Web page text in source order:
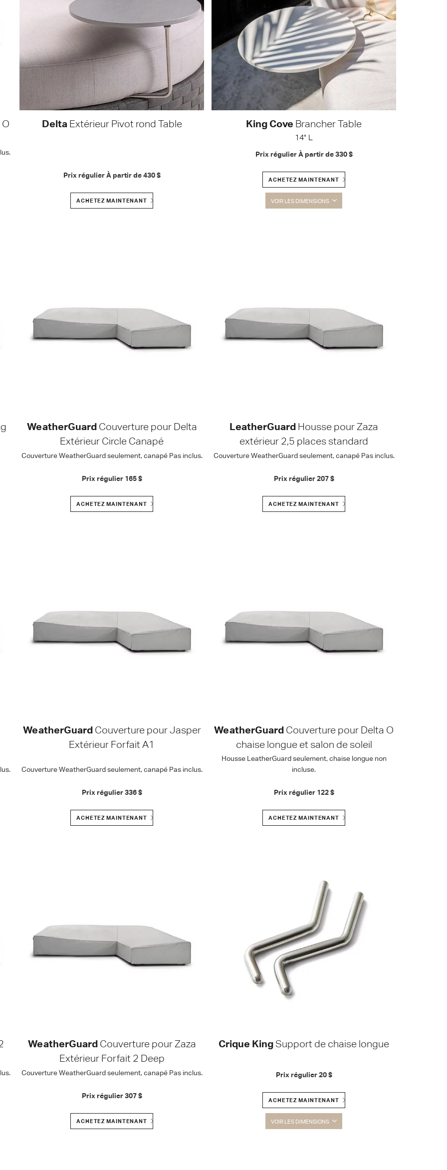
Delta Extérieur Pivot rond Table
Prix régulier À partir de430 $
ACHETEZ MAINTENANT
King Cove Brancher Table
14" L
Prix régulier À partir de330 $
ACHETEZ MAINTENANT
VOIR LES DIMENSIONS
WeatherGuardCouverture pour Delta
Extérieur Circle Canapé
Couverture WeatherGuard seulement, canapé Pas inclus.
Prix régulier 165 $
ACHETEZ MAINTENANT
LeatherGuard Housse pour Zaza
extérieur 2,5 places standard
Couverture WeatherGuard seulement, canapé Pas inclus.
Prix régulier 207 $
ACHETEZ MAINTENANT
WeatherGuardCouverture pour Jasper
Extérieur Forfait A1
Couverture WeatherGuard seulement, canapé Pas inclus.
Prix régulier 336 $
ACHETEZ MAINTENANT
WeatherGuard Couverture pour Delta O
chaise longue et salon de soleil
Housse LeatherGuard seulement, chaise longue non
incluse.
Prix régulier 122 $
ACHETEZ MAINTENANT
WeatherGuardCouverture pour Zaza
Extérieur Forfait 2 Deep
Couverture WeatherGuard seulement, canapé Pas inclus.
Prix régulier 307 $
ACHETEZ MAINTENANT
Crique King Support de chaise longue
Prix régulier 20 $
ACHETEZ MAINTENANT
VOIR LES DIMENSIONS